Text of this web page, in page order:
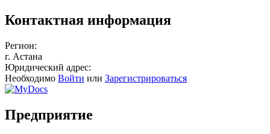
Контактная информация
Регион:
г. Астана
Юридический адрес:
Необходимо Войти или Зарегистрироваться
Предприятие